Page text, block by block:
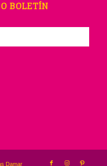
BOLETÍN
Damar